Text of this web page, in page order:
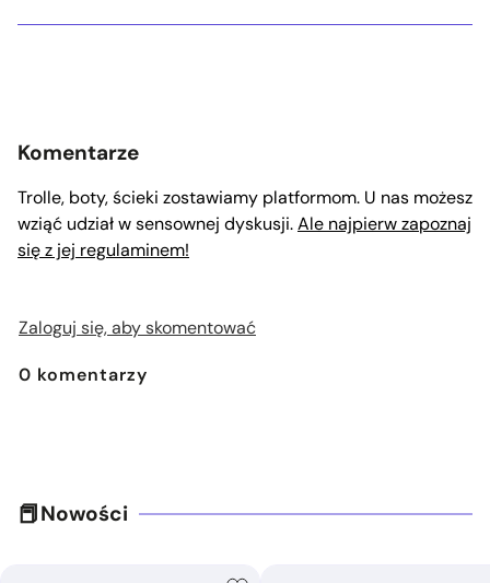
Komentarze
Trolle, boty, ścieki zostawiamy platformom. U nas możesz
wziąć udział w sensownej dyskusji.Ale najpierw zapoznaj
się z jej regulaminem!
Zaloguj się, aby skomentować
0 komentarzy
Nowości